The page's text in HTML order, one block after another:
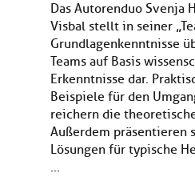
Das Autorenduo Svenja
Visbal stellt in seiner
Grundlagenkenntnisse
Teams auf Basis
Erkenntnisse dar.
Beispiele für den
reichern die
Außerdem präsentieren
Lösungen für typische
...